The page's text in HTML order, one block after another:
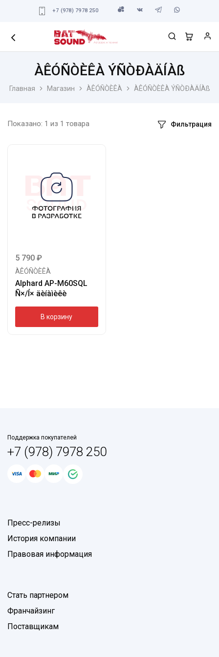
+7 (978) 7978 250
Главная Магазин ÀÊÓÑÒÈÊÀ ÀÊÓÑÒÈÊÀ ÝÑÒÐÀÄÍÀß
ÀÊÓÑÒÈÊÀ ÝÑÒÐÀÄÍÀß
Показано: 1 из 1 товара Фильтрация
5 790 ₽
ÀÊÓÑÒÈÊÀ
Alphard AP-M60SQL
Ñ×/Í× äèíàìèêè
В корзину
Поддержка покупателей
+7 (978) 7978 250
Пресс-релизы
История компании
Правовая информация
Стать партнером
Франчайзинг
Поставщикам